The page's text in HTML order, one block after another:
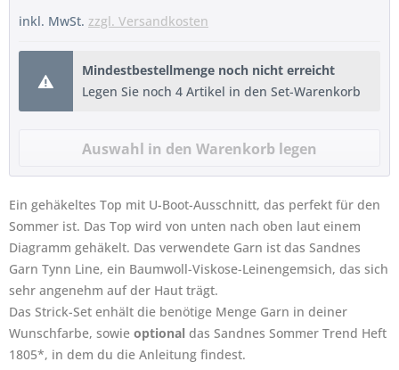
inkl. MwSt. zzgl. Versandkosten
Mindestbestellmenge noch nicht erreicht
Legen Sie noch 4 Artikel in den Set-Warenkorb
Ein gehäkeltes Top mit U-Boot-Ausschnitt, das perfekt für den
Sommer ist. Das Top wird von unten nach oben laut einem
Diagramm gehäkelt. Das verwendete Garn ist das Sandnes
Garn Tynn Line, ein Baumwoll-Viskose-Leinengemsich, das sich
sehr angenehm auf der Haut trägt.
Das Strick-Set enhält die benötige Menge Garn in deiner
Wunschfarbe, sowie optional das Sandnes Sommer Trend Heft
1805*, in dem du die Anleitung findest.